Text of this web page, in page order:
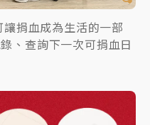
讓捐血成為生活的一部
、查詢下一次可捐血日